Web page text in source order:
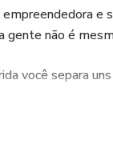
empreendedora
gente não é
você separa